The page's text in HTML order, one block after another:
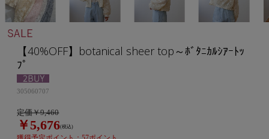
【40%OFF】botanical sheer top～ﾎﾞﾀﾆｶﾙｼｱｰﾄｯ
ﾌﾟ
305060707
定価￥9,460
￥5,676(税込)